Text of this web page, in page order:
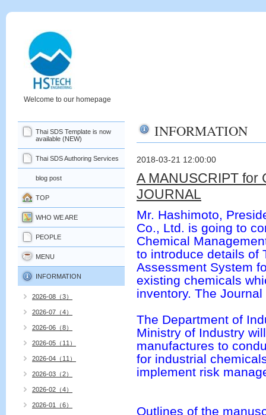
Welcome to our homepage
INFORMATION
2018-03-21 12:00:00
A MANUSCRIPT for
JOURNAL
Mr. Hashimoto,
Co., Ltd. is going to
Chemical
to introduce details of
Assessment System
existing chemicals
inventory. The
The Department of
Ministry of Industry
manufactures to
for industrial
implement risk
Outlines of the
Thai SDS Template is now
available (NEW)
Thai SDS Authoring Services
blog post
TOP
WHO WE ARE
PEOPLE
MENU
INFORMATION
2026-08（3）
2026-07（4）
2026-06（8）
2026-05（11）
2026-04（11）
2026-03（2）
2026-02（4）
2026-01（6）